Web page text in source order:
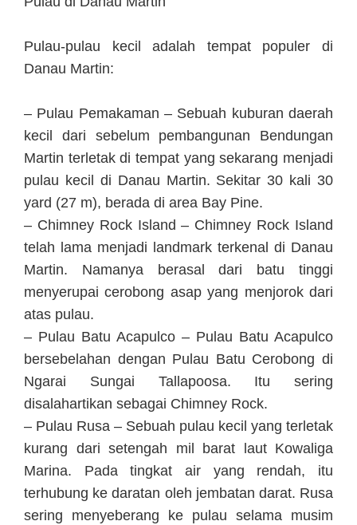
Pulau-pulau kecil adalah tempat populer di
Danau Martin:
– Pulau Pemakaman – Sebuah kuburan daerah
kecil dari sebelum pembangunan Bendungan
Martin terletak di tempat yang sekarang menjadi
pulau kecil di Danau Martin. Sekitar 30 kali 30
yard (27 m), berada di area Bay Pine.
– Chimney Rock Island – Chimney Rock Island
telah lama menjadi landmark terkenal di Danau
Martin. Namanya berasal dari batu tinggi
menyerupai cerobong asap yang menjorok dari
atas pulau.
– Pulau Batu Acapulco – Pulau Batu Acapulco
bersebelahan dengan Pulau Batu Cerobong di
Ngarai Sungai Tallapoosa. Itu sering
disalahartikan sebagai Chimney Rock.
– Pulau Rusa – Sebuah pulau kecil yang terletak
kurang dari setengah mil barat laut Kowaliga
Marina. Pada tingkat air yang rendah, itu
terhubung ke daratan oleh jembatan darat. Rusa
sering menyeberang ke pulau selama musim